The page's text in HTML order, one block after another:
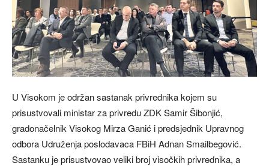
U Visokom je održan sastanak privrednika kojem su
prisustvovali ministar za privredu ZDK Samir Šibonjić,
gradonačelnik Visokog Mirza Ganić i predsjednik Upravnog
odbora Udruženja poslodavaca FBiH Adnan Smailbegović.
Sastanku je prisustvovao veliki broj visočkih privrednika, a